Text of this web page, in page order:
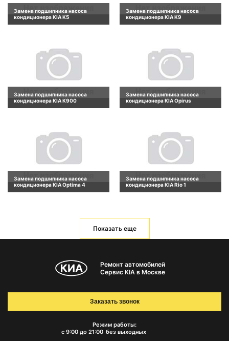
Замена подшипника насоса
кондиционера KIA K5
Замена подшипника насоса
кондиционера KIA K9
Замена подшипника насоса
кондиционера KIA K900
Замена подшипника насоса
кондиционера KIA Opirus
Замена подшипника насоса
кондиционера KIA Optima 4
Замена подшипника насоса
кондиционера KIA Rio 1
Показать еще
Ремонт автомобилей
Сервис KIA в Москве
Режим работы:
с 9:00 до 21:00 без выходных
Заказать звонок